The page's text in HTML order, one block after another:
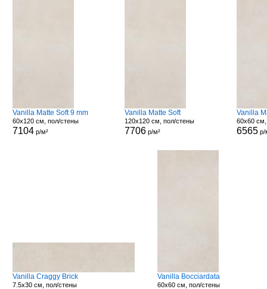
Vanilla Matte Soft 9 mm
60x120 см, пол/стены
7104р/м²
Vanilla Matte Soft
120x120 см, пол/стены
7706 р/м²
Vanilla
60x60
6565 р/
Vanilla Craggy Brick
7.5x30 см, пол/стены
Vanilla Bocciardata
60x60 см, пол/стены